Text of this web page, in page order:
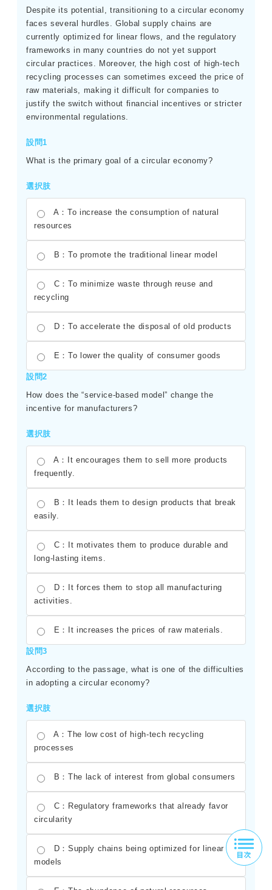
Despite its potential, transitioning to a circular economy
faces several hurdles. Global supply chains are
currently optimized for linear flows, and the regulatory
frameworks in many countries do not yet support
circular practices. Moreover, the high cost of high-tech
recycling processes can sometimes exceed the price of
raw materials, making it difficult for companies to
justify the switch without financial incentives or stricter
environmental regulations.
設問1
What is the primary goal of a circular economy?
選択肢
A：To increase the consumption of natural
resources
B：To promote the traditional linear model
C：To minimize waste through reuse and
recycling
D：To accelerate the disposal of old products
E：To lower the quality of consumer goods
設問2
How does the “service-based model” change the
incentive for manufacturers?
選択肢
A：It encourages them to sell more products
frequently.
B：It leads them to design products that break
easily.
C：It motivates them to produce durable and
long-lasting items.
D：It forces them to stop all manufacturing
activities.
E：It increases the prices of raw materials.
設問3
According to the passage, what is one of the difficulties
in adopting a circular economy?
選択肢
A：The low cost of high-tech recycling
processes
B：The lack of interest from global consumers
C：Regulatory frameworks that already favor
circularity
D：Supply chains being optimized for linear
models